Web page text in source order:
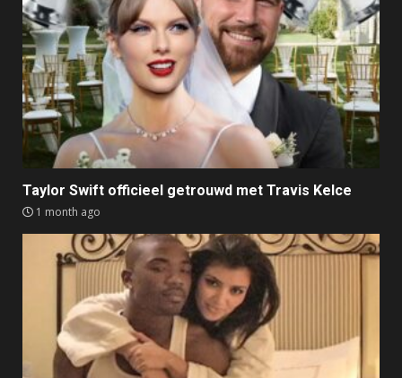
Taylor Swift officieel getrouwd met Travis Kelce
1 month ago